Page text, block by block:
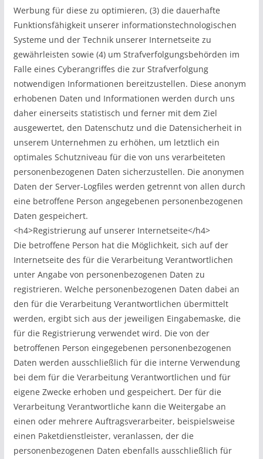
Werbung für diese zu optimieren, (3) die dauerhafte
Funktionsfähigkeit unserer informationstechnologischen
Systeme und der Technik unserer Internetseite zu
gewährleisten sowie (4) um Strafverfolgungsbehörden im
Falle eines Cyberangriffes die zur Strafverfolgung
notwendigen Informationen bereitzustellen. Diese anonym
erhobenen Daten und Informationen werden durch uns
daher einerseits statistisch und ferner mit dem Ziel
ausgewertet, den Datenschutz und die Datensicherheit in
unserem Unternehmen zu erhöhen, um letztlich ein
optimales Schutzniveau für die von uns verarbeiteten
personenbezogenen Daten sicherzustellen. Die anonymen
Daten der Server-Logfiles werden getrennt von allen durch
eine betroffene Person angegebenen personenbezogenen
Daten gespeichert.
<h4>Registrierung auf unserer Internetseite</h4>
Die betroffene Person hat die Möglichkeit, sich auf der
Internetseite des für die Verarbeitung Verantwortlichen
unter Angabe von personenbezogenen Daten zu
registrieren. Welche personenbezogenen Daten dabei an
den für die Verarbeitung Verantwortlichen übermittelt
werden, ergibt sich aus der jeweiligen Eingabemaske, die
für die Registrierung verwendet wird. Die von der
betroffenen Person eingegebenen personenbezogenen
Daten werden ausschließlich für die interne Verwendung
bei dem für die Verarbeitung Verantwortlichen und für
eigene Zwecke erhoben und gespeichert. Der für die
Verarbeitung Verantwortliche kann die Weitergabe an
einen oder mehrere Auftragsverarbeiter, beispielsweise
einen Paketdienstleister, veranlassen, der die
personenbezogenen Daten ebenfalls ausschließlich für